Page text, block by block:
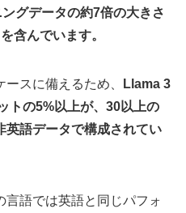
グデータの約7倍の大きさ
含んでいます。
スに備えるため、
Llama 3
トの5%以上が、30以上の
英語データで構成されてい
言語では英語と同じパフォ